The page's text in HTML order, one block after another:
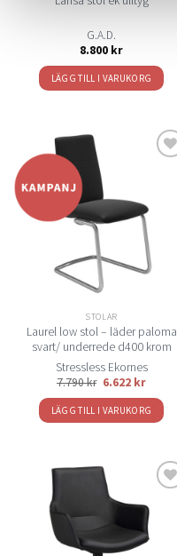
G.A.D.
8.800 kr
LÄGG TILL I VARUKORG
önskelistan
STOLAR
Laurel low stol – läder paloma
svart/ underrede d400 krom
Stressless Ekornes
7.790kr 6.622 kr
LÄGG TILL I VARUKORG
önskelistan